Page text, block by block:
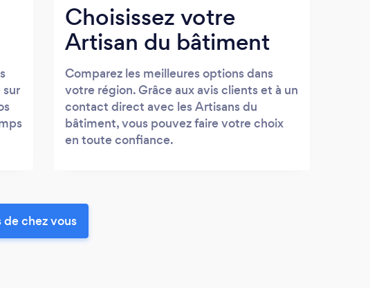
Choisissez votre
Artisan du bâtiment
Comparez les meilleures options dans
votre région. Grâce aux avis clients et à un
contact direct avec les Artisans du
bâtiment, vous pouvez faire votre choix
en toute confiance.
chez vous